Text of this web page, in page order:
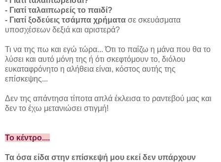
- Γιατί ταλαιπωρείς το παιδί?
- Γιατί ξοδεύεις τσάμπα χρήματα σε σκευάσματα
υποσχέσεων δεξιά και αριστερά?
Τι να της πω και εγώ τώρα... Ότι το παίζω η μάνα που θα το
λύσει και αυτό μόνη της ή ότι σκεφτόμουν το, διόλου
ευκαταφρόνητο η αλήθεια είναι, κόστος αυτής της
επίσκεψης...
Δεν της απάντησα τίποτα απλά έκλεισα το ραντεβού μας και
δεν το έχω μετανιώσει στιγμή!
Το κέντρο....
Τα όσα είδα στην επίσκεψή μου εκεί δεν υπάρχουν